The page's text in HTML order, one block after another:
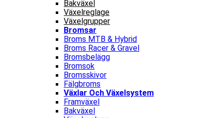
Bakväxel
Växelreglage
Växelgrupper
Bromsar
Broms MTB & Hybrid
Broms Racer & Gravel
Bromsbelägg
Bromsok
Bromsskivor
Fälgbroms
Växlar Och Växelsystem
Framväxel
Bakväxel